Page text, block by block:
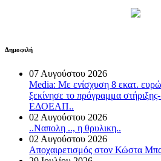
Δημοφιλή
07 Αυγούστου 2026
Media: Με ενίσχυση 8 εκατ. ευρώ
ξεκίνησε το πρόγραμμα
ΕΔΟΕΑΠ..
02 Αυγούστου 2026
..Ναπολη .., η θρυλικη..
02 Αυγούστου 2026
Αποχαιρετισμός στον Κώστα